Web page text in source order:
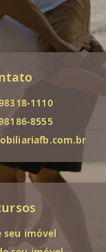
1110
8555
seu imóvel